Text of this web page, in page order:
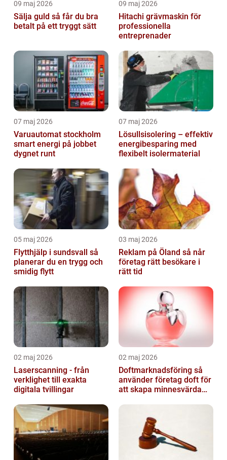
09 maj 2026
Sälja guld så får du bra
betalt på ett tryggt sätt
09 maj 2026
Hitachi grävmaskin för
professionella
entreprenader
07 maj 2026
Varuautomat stockholm
smart energi på jobbet
dygnet runt
07 maj 2026
Lösullsisolering – effektiv
energibesparing med
flexibelt isolermaterial
05 maj 2026
Flytthjälp i sundsvall så
planerar du en trygg och
smidig flytt
03 maj 2026
Reklam på Öland så når
företag rätt besökare i
rätt tid
02 maj 2026
Laserscanning - från
verklighet till exakta
digitala tvillingar
02 maj 2026
Doftmarknadsföring så
använder företag doft för
att skapa minnesvärda